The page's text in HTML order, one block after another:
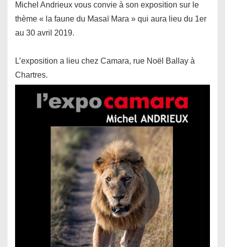
Michel Andrieux vous convie à son exposition sur le
thème « la faune du Masaï Mara » qui aura lieu du 1er
au 30 avril 2019.
L’exposition a lieu chez Camara, rue Noël Ballay à
Chartres.